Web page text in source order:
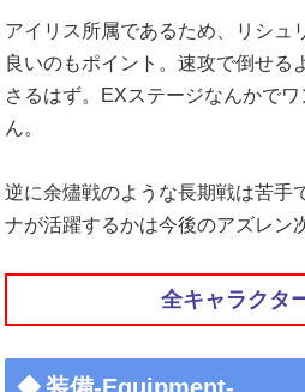
アイリス所属であるため、リシュ
良いのもポイント。速攻で倒せる
さるはず。EXステージなんかで
ん。
逆に余燼戦のような長期戦は苦手
ナが活躍するかは今後のアズレン
全キャラクタ